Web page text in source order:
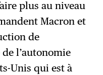
plus au niveau
Macron et
de
l’autonomie
Unis qui est à